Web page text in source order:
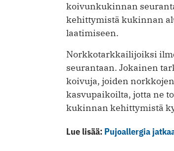
koivunkukinnan
kehittymistä kukinnan
laatimiseen.
Norkkotarkkailijoiksi
seurantaan. Jokainen
koivuja, joiden
kasvupaikoilta, jotta ne
kukinnan kehittymistä
Lue lisää: Pujoallergia